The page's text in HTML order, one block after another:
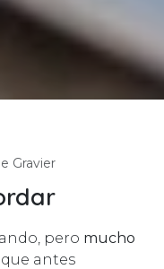
Gravier
pero mucho
que antes